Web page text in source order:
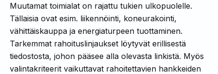
Muutamat toimialat on rajattu tukien ulkopuolelle.
Tällaisia ovat esim. liikennöinti, koneurakointi,
vähittäiskauppa ja energiaturpeen tuottaminen.
Tarkemmat rahoituslinjaukset löytyvät erillisestä
tiedostosta, johon pääsee alla olevasta linkistä. Myös
valintakriteerit vaikuttavat rahoitettavien hankkeiden